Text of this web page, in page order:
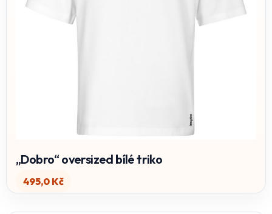
„Dobro“ oversized bílé triko
495,0 Kč